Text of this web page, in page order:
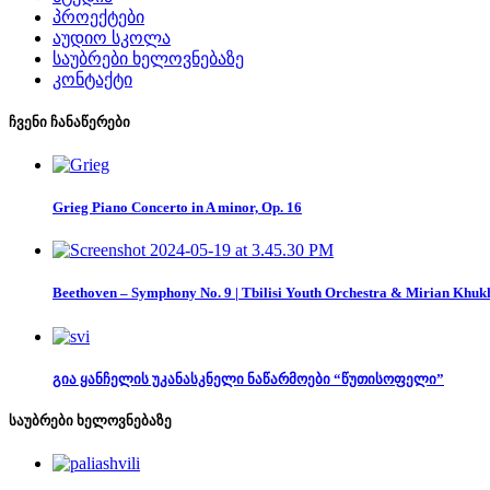
პროექტები
აუდიო სკოლა
საუბრები ხელოვნებაზე
კონტაქტი
ჩვენი ჩანაწერები
Grieg Piano Concerto in A minor, Op. 16
Beethoven – Symphony No. 9 | Tbilisi Youth Orchestra & Mirian
გია ყანჩელის უკანასკნელი ნაწარმოები “წუთისოფელი”
საუბრები ხელოვნებაზე